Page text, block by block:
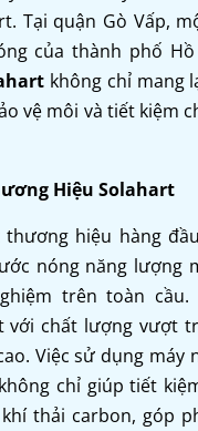
Tại quận Gò Vấp,
của thành phố Hồ
không chỉ mang
vệ môi và tiết kiệm
Hiệu Solahart
hiệu hàng
nóng năng lượng
trên toàn cầu.
với chất lượng vượt
Việc sử dụng máy
chỉ giúp tiết
thải carbon, góp